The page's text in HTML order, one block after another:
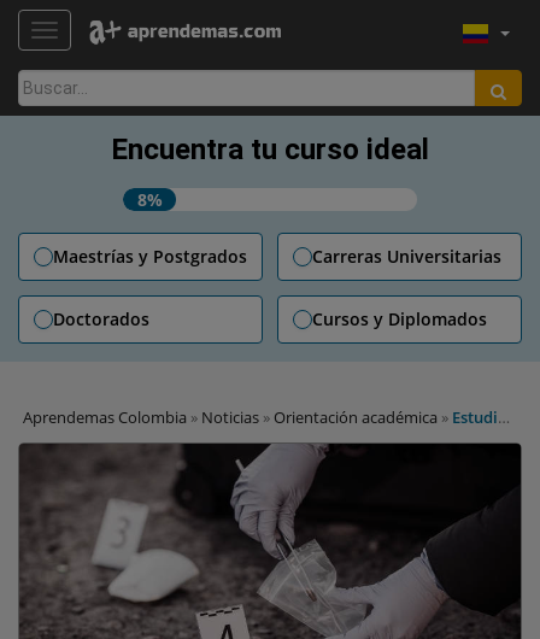
TOGGLE NAVIGATION
Buscar:
Encuentra tu curso ideal
8%
Maestrías y Postgrados Carreras Universitarias
Doctorados Cursos y Diplomados
Aprendemas Colombia » Noticias » Orientación académica » Estudiar
Criminalística: todo lo que debes saber sobre la carrera